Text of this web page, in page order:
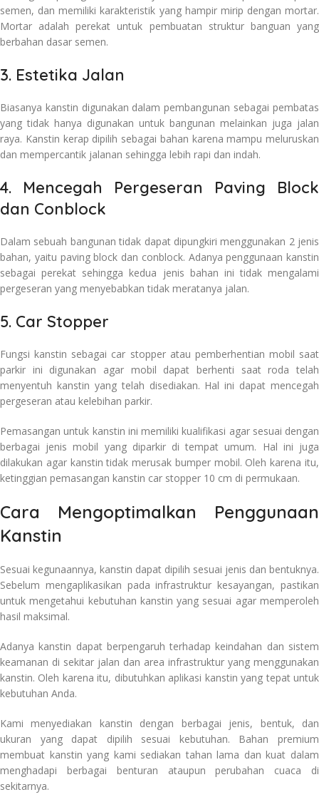
semen, dan memiliki karakteristik yang hampir mirip dengan mortar.
Mortar adalah perekat untuk pembuatan struktur banguan yang
berbahan dasar semen.
3. Estetika Jalan
Biasanya kanstin digunakan dalam pembangunan sebagai pembatas
yang tidak hanya digunakan untuk bangunan melainkan juga jalan
raya. Kanstin kerap dipilih sebagai bahan karena mampu meluruskan
dan mempercantik jalanan sehingga lebih rapi dan indah.
4. Mencegah Pergeseran Paving Block
dan Conblock
Dalam sebuah bangunan tidak dapat dipungkiri menggunakan 2 jenis
bahan, yaitu paving block dan conblock. Adanya penggunaan kanstin
sebagai perekat sehingga kedua jenis bahan ini tidak mengalami
pergeseran yang menyebabkan tidak meratanya jalan.
5. Car Stopper
Fungsi kanstin sebagai car stopper atau pemberhentian mobil saat
parkir ini digunakan agar mobil dapat berhenti saat roda telah
menyentuh kanstin yang telah disediakan. Hal ini dapat mencegah
pergeseran atau kelebihan parkir.
Pemasangan untuk kanstin ini memiliki kualifikasi agar sesuai dengan
berbagai jenis mobil yang diparkir di tempat umum. Hal ini juga
dilakukan agar kanstin tidak merusak bumper mobil. Oleh karena itu,
ketinggian pemasangan kanstin car stopper 10 cm di permukaan.
Cara Mengoptimalkan Penggunaan
Kanstin
Sesuai kegunaannya, kanstin dapat dipilih sesuai jenis dan bentuknya.
Sebelum mengaplikasikan pada infrastruktur kesayangan, pastikan
untuk mengetahui kebutuhan kanstin yang sesuai agar memperoleh
hasil maksimal.
Adanya kanstin dapat berpengaruh terhadap keindahan dan sistem
keamanan di sekitar jalan dan area infrastruktur yang menggunakan
kanstin. Oleh karena itu, dibutuhkan aplikasi kanstin yang tepat untuk
kebutuhan Anda.
Kami menyediakan kanstin dengan berbagai jenis, bentuk, dan
ukuran yang dapat dipilih sesuai kebutuhan. Bahan premium
membuat kanstin yang kami sediakan tahan lama dan kuat dalam
menghadapi berbagai benturan ataupun perubahan cuaca di
sekitarnya.